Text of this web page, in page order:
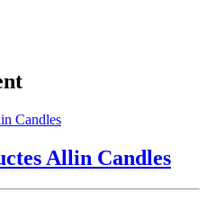
Allin Candles